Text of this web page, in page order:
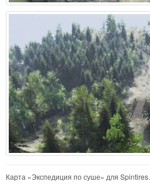
Карта «Экспедиция по суше» для Spintires.